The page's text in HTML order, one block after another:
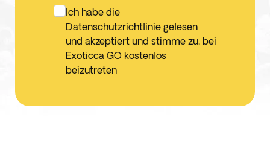
Ich habe die
Datenschutzrichtlinie gelesen
und akzeptiert und stimme zu, bei
Exoticca GO kostenlos
beizutreten